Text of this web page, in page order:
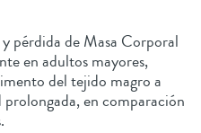
pérdida de Masa Corporal
en adultos mayores,
del tejido magro a
en comparación